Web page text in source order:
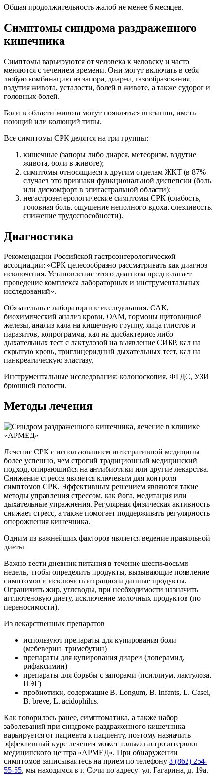
Общая продолжительность жалоб не менее 6 месяцев.
Симптомы синдрома раздраженного
кишечника
Симптомы варьируются от человека к человеку и часто
меняются с течением времени. Они могут включать в себя
любую комбинацию из запора, диареи, газообразования,
вздутия живота, усталости, болей в животе, а также судорог и
головных болей.
Боли в области живота могут появляться внезапно, иметь
ноющий или колющий типы.
Все симптомы СРК делятся на три группы:
кишечные (запоры либо диарея, метеоризм, вздутие
живота, боли в животе);
симптомы относящиеся к другим отделам ЖКТ (в 87%
случаев это признаки функциональной диспепсии (боль
или дискомфорт в эпигастральной области);
негастроэнтерологические симптомы СРК (слабость,
головная боль, ощущение неполного вдоха, слезливость,
снижение трудоспособности).
Диагностика
Рекомендации Российской гастроэнтерологической
ассоциации: «СРК целесообразно рассматривать как диагноз
исключения. Установление этого диагноза предполагает
проведение комплекса лабораторных и инструментальных
исследований».
Обязательные лабораторные исследования: ОАК,
биохимический анализ крови, ОАМ, гормоны щитовидной
железы, анализ кала на кишечную группу, яйца глистов и
паразитов, копрограмма, кал на дисбактериоз либо
дыхательных тест с лактулозой на выявление СИБР, кал на
скрытую кровь, триглицеридный дыхательных тест, кал на
панкреатическую эластазу.
Инструментальные исследования: колоноскопия, ФГДС, УЗИ
брюшной полости.
Методы лечения
Лечение СРК с использованием интегративной медицины
более успешно, чем строгий традиционный медицинский
подход, опирающийся на антибиотики или другие лекарства.
Снижение стресса является ключевым для контроля
симптомов СРК. Эффективным решением являются такие
методы управления стрессом, как йога, медитация или
дыхательные упражнения. Регулярная физическая активность
снижает стресс, а также помогает поддерживать регулярность
опорожнения кишечника.
Одним из важнейших факторов является ведение правильной
диеты.
Важно вести дневник питания в течение шести-восьми
недель, чтобы определить продукты, вызывающие появление
симптомов и исключить из рациона данные продукты.
Ограничить жир, углеводы, при необходимости назначить
агглютеновую диету, исключение молочных продуктов (по
переносимости).
Из лекарственных препаратов
используют препараты для купирования боли
(мебеверин, тримебутин)
препараты для купирования диареи (лоперамид,
рифаксимин)
препараты для борьбы с запорами (псиллиум, лактулоза,
ПЭГ)
пробиотики, содержащие B. Longum, B. Infants, L. Casei,
B. breve, L. acidophilus.
Как говорилось ранее, симптоматика, а также набор
заболеваний при синдроме раздраженного кишечника
варьируется от пациента к пациенту, поэтому назначить
эффективный курс лечения может только гастроэнтеролог
медицинского центра «АРМЕД». При обнаружении
симптомов записывайтесь на приём по телефону 8 (862) 254-
55-55, мы находимся в г. Сочи по адресу: ул. Гагарина, д. 19а.